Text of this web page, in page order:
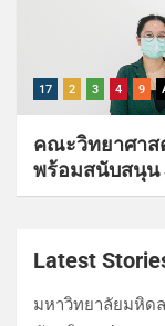
17 2 3 4 9
คณะวิทยาศาส
พร้อมสนับสนุน
Latest
มหาวิทยาลัยมหิด